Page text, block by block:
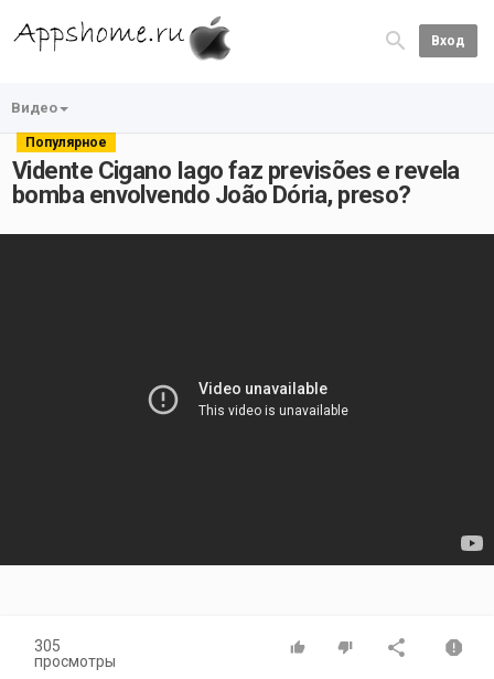
Вход
Видео
Популярное
Vidente Cigano Iago faz previsões e revela
bomba envolvendo João Dória, preso?
305
просмотры